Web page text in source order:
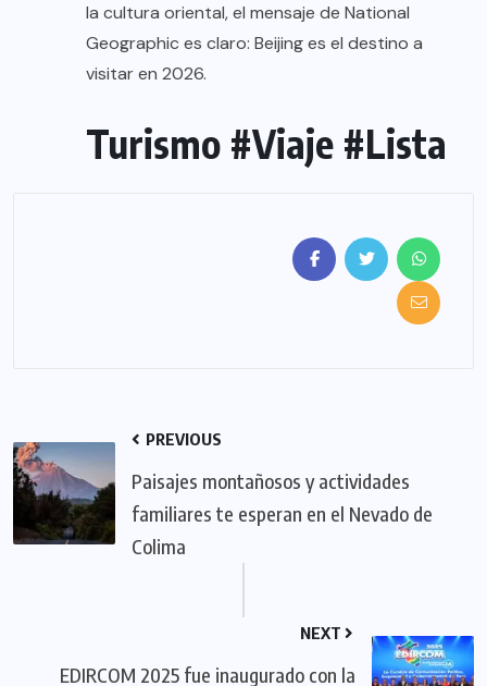
la cultura oriental, el mensaje de National
Geographic es claro: Beijing es el destino a
visitar en 2026.
Turismo #Viaje #Lista
PREVIOUS
Paisajes montañosos y actividades
familiares te esperan en el Nevado de
Colima
NEXT
EDIRCOM 2025 fue inaugurado con la